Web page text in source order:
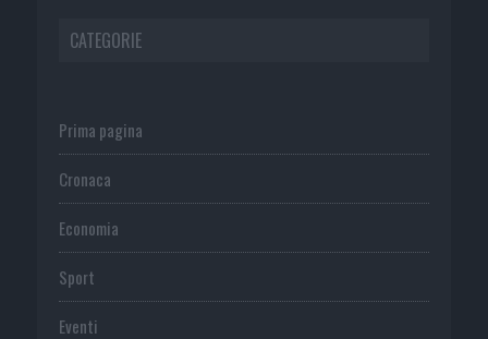
CATEGORIE
Prima pagina
Cronaca
Economia
Sport
Eventi